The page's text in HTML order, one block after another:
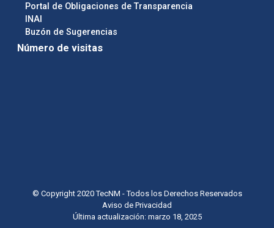
Portal de Obligaciones de Transparencia
INAI
Buzón de Sugerencias
Número de visitas
© Copyright 2020 TecNM - Todos los Derechos Reservados
Aviso de Privacidad
Última actualización: marzo 18, 2025